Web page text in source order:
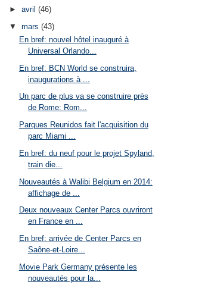
► avril (46)
▼ mars (43)
En bref: nouvel hôtel inauguré à
Universal Orlando...
En bref: BCN World se construira,
inaugurations à ...
Un parc de plus va se construire près
de Rome: Rom...
Parques Reunidos fait l'acquisition du
parc Miami ...
En bref: du neuf pour le projet Spyland,
train die...
Nouveautés à Walibi Belgium en 2014:
affichage de ...
Deux nouveaux Center Parcs ouvriront
en France en ...
En bref: arrivée de Center Parcs en
Saône-et-Loire...
Movie Park Germany présente les
nouveautés pour la...